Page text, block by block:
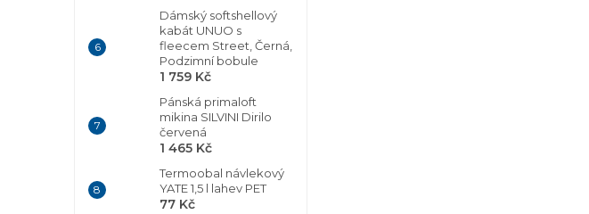
Dámský softshellový
kabát UNUO s
fleecem Street, Černá,
Podzimní bobule
1 759 Kč
Pánská primaloft
mikina SILVINI Dirilo
červená
1 465 Kč
Termoobal návlekový
YATE 1,5 l lahev PET
77 Kč